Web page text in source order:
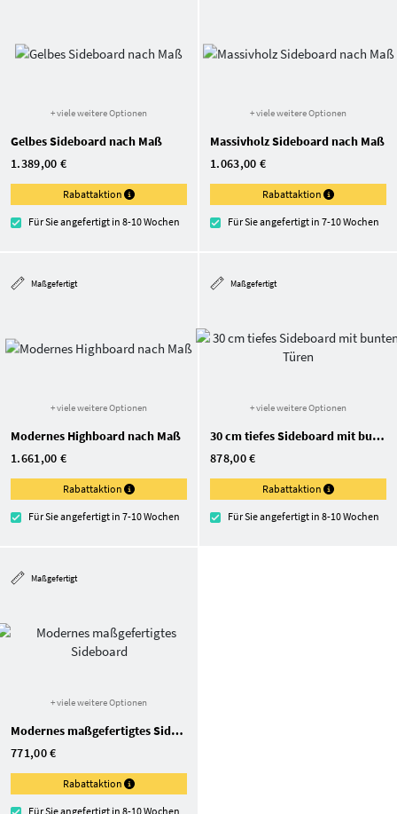
+ viele weitere Optionen
Gelbes Sideboard nach Maß
1.389,00 €
Rabattaktion
Für Sie angefertigt in 8-10 Wochen
+ viele weitere Optionen
Massivholz Sideboard nach Maß
1.063,00 €
Rabattaktion
Für Sie angefertigt in 7-10 Wochen
Maßgefertigt
+ viele weitere Optionen
Modernes Highboard nach Maß
1.661,00 €
Rabattaktion
Für Sie angefertigt in 7-10 Wochen
Maßgefertigt
+ viele weitere Optionen
30 cm tiefes Sideboard mit bunten Türen
878,00 €
Rabattaktion
Für Sie angefertigt in 8-10 Wochen
Maßgefertigt
+ viele weitere Optionen
Modernes maßgefertigtes Sideboard
771,00 €
Rabattaktion
Für Sie angefertigt in 8-10 Wochen